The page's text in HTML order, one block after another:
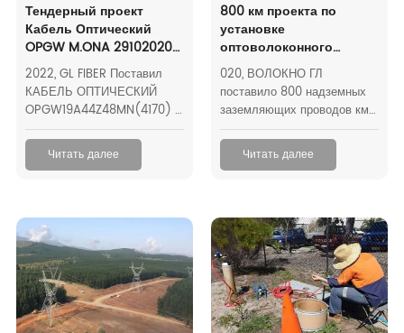
Тендерный проект
Кабель Оптический
OPGW M.ONA 29102020
В Германии
2022, GL FIBER Поставил
КАБЕЛЬ ОПТИЧЕСКИЙ
OPGW19A44Z48MN(4170) в
громоотводе емкостью
48G.652D Оптическое
волокно G.652D 30KM
Читать далее
800 км проекта по
установке
оптоволоконного
кабеля во Франции
020, ВОЛОКНО ГЛ
поставило 800 надземных
заземляющих проводов км к
Франции, всем кабелям
волокна завершенным с
стандартом БС 183/ИЭК
Читать далее